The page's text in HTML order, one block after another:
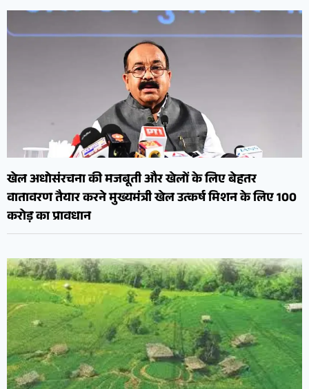
खेल अधोसंरचना की मजबूती और खेलों के लिए बेहतर
वातावरण तैयार करने मुख्यमंत्री खेल उत्कर्ष मिशन के लिए 100
करोड़ का प्रावधान